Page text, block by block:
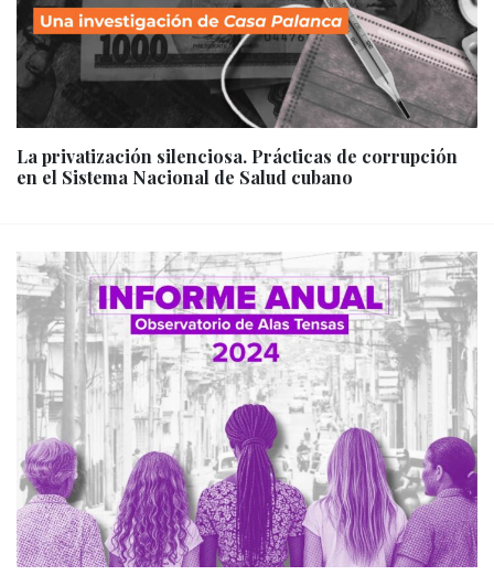
La privatización silenciosa. Prácticas de corrupción
en el Sistema Nacional de Salud cubano